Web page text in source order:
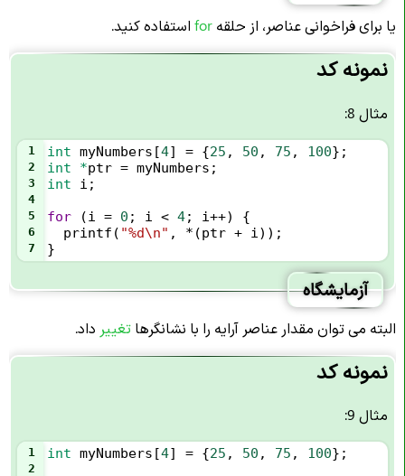
یا برای فراخوانی عناصر، از حلقه for استفاده کنید.
نمونه کد
مثال 8:
1 int myNumbers [4] = {25 , 50 , 75 , 100};
2 int *ptr = myNumbers ;
3 int i ;
4
5
for (i = 0 ; i < 4; i++) {
6 printf ( "%d\n" , * (ptr + i ));
7 }
آزمایشگاه
البته می توان مقدار عناصر آرایه را با نشانگرها تغییر داد.
نمونه کد
مثال 9:
1 int myNumbers [4] = {25 , 50 , 75 , 100};
2